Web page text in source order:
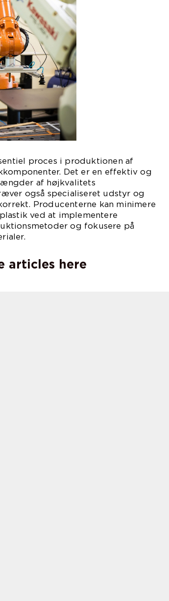
proces i produktionen af
Det er en effektiv og
af højkvalitets
også specialiseret udstyr og
Producenterne kan minimere
ved at implementere
og fokusere på
articles here